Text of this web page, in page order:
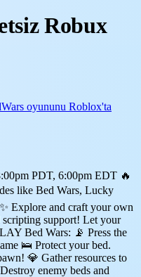
Robux
oyununu Roblox'ta
PDT, 6:00pm EDT 🔥
like Bed Wars, Lucky
Explore and craft your own
support! Let your
Bed Wars: 📡 Press the
🛌 Protect your bed.
💎 Gather resources to
enemy beds and